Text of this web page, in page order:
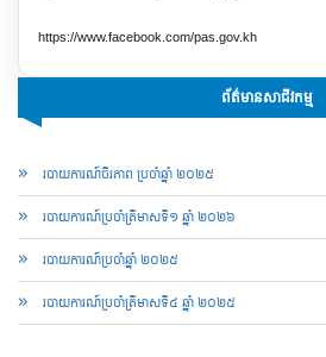
https://www.facebook.com/pas.gov.kh
ព័ត៌មានសាជីវកម្ម
របាយការណ៍ចីរភាព ប្រចាំឆ្នាំ ២០២៥
របាយការណ៍​​ប្រចាំ​ត្រីមាសទី១ ឆ្នាំ ២០២៦
របាយការណ៍​​ប្រចាំ​ឆ្នាំ ២០២៥
របាយការណ៍​​ប្រចាំ​ត្រីមាសទី៤ ឆ្នាំ ២០២៥